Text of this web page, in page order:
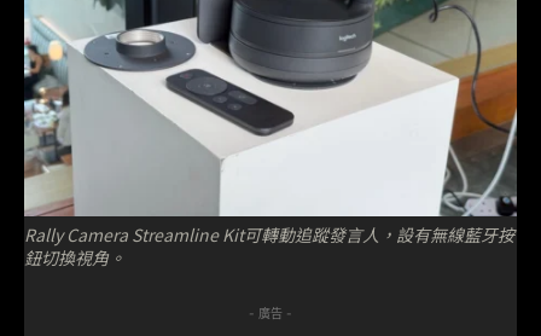
Rally Camera Streamline Kit可轉動追蹤發言人，設有無線藍牙按
鈕切換視角。
- 廣告 -